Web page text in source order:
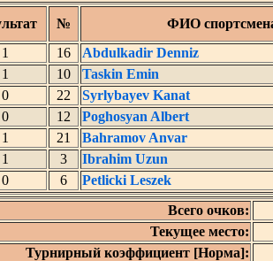
№
ФИО
1 16
Abdulkadir Denniz
1 10
Taskin Emin
0 22
Syrlybayev Kanat
0 12
Poghosyan Albert
1 21
Bahramov Anvar
1 3
Ibrahim Uzun
0 6
Petlicki Leszek
Всего очков:
Текущее место:
Турнирный коэффициент [Норма]: